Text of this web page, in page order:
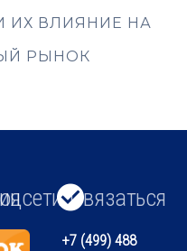
ИХ ВЛИЯНИЕ НА
РЫНОК
Связаться
+7 (499) 488